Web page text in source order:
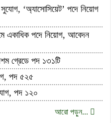
সুযোগ, ‘অ্যাসোসিয়েট’ পদে নিয়োগ
একাধিক পদে নিয়োগ, আবেদন
গ্রেডে পদ ১৩১টি
পদ ৫২৫
পদ ১২০
আরো পড়ুন...